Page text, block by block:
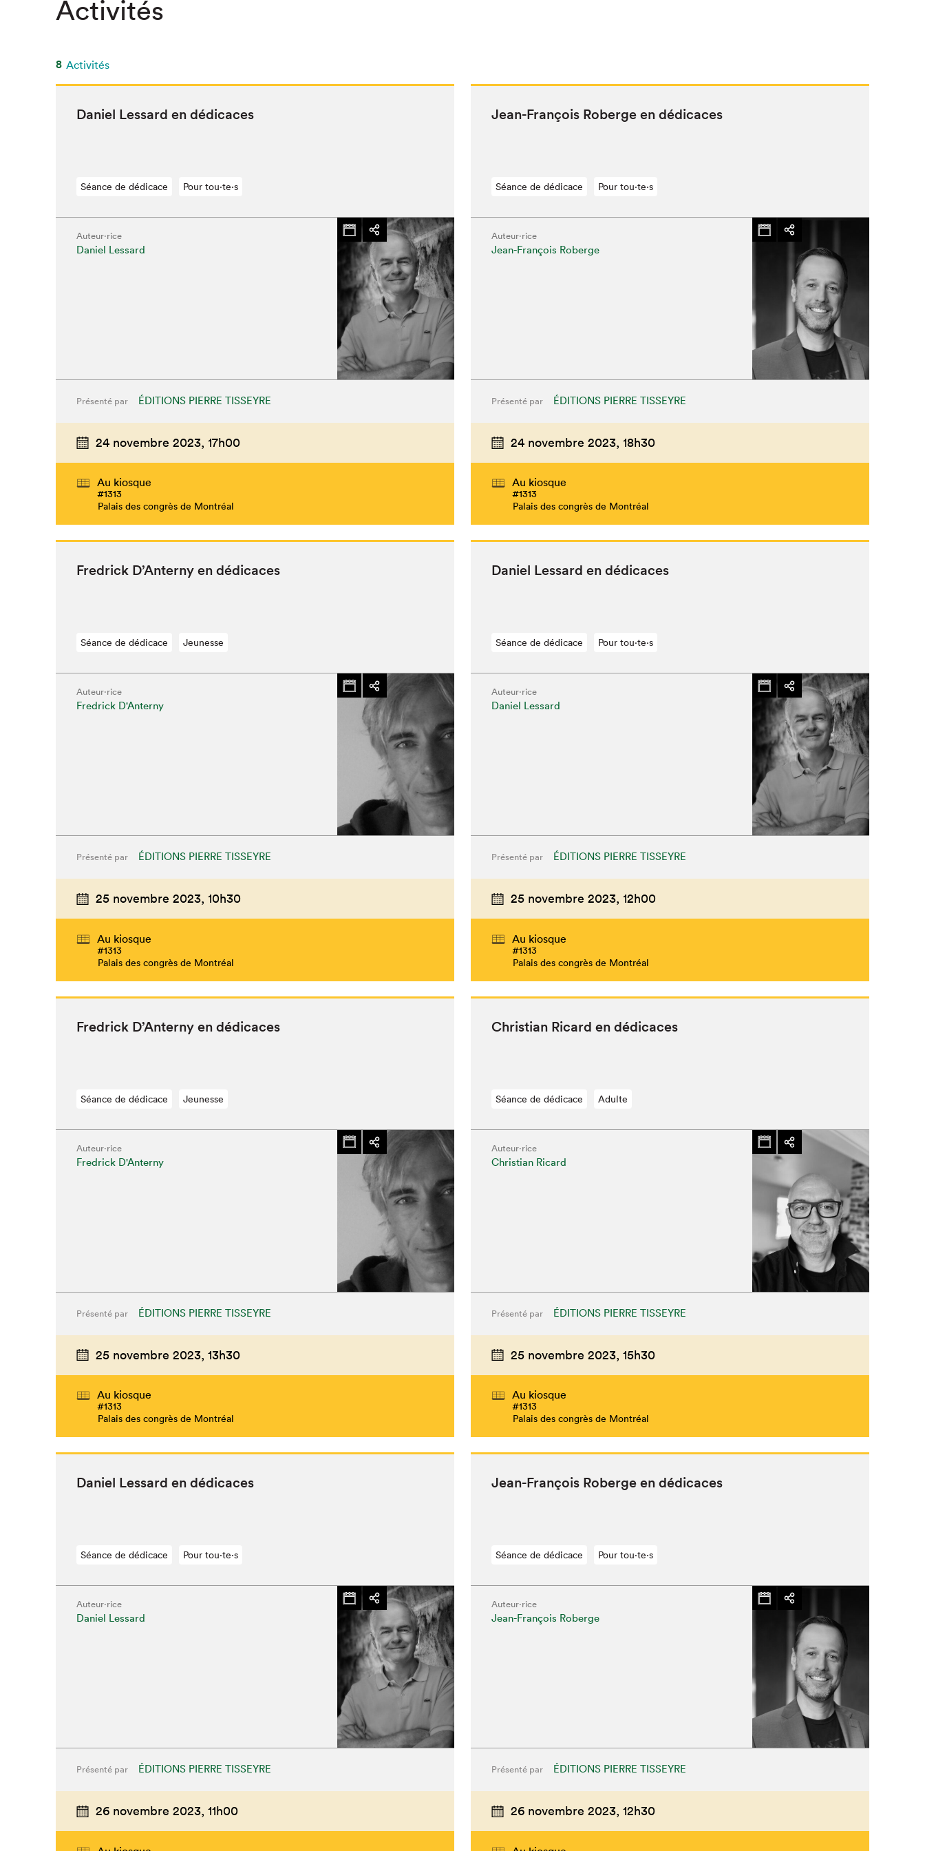
Que cherchez-vous?
Activités
8 Activités
Daniel Lessard en dédicaces
Séance de dédicace Pour tou⋅te⋅s
Auteur·rice
Daniel Lessard
Présenté par ÉDITIONS PIERRE TISSEYRE
24 novembre 2023, 17h00
Au kiosque
#1313
Palais des congrès de Montréal
Jean-François Roberge en dédicaces
Séance de dédicace Pour tou⋅te⋅s
Auteur·rice
Jean-François Roberge
Présenté par ÉDITIONS PIERRE TISSEYRE
24 novembre 2023, 18h30
Au kiosque
#1313
Palais des congrès de Montréal
Fredrick D’An­terny en dédicaces
Séance de dédicace Jeunesse
Auteur·rice
Fredrick D'Anterny
Présenté par ÉDITIONS PIERRE TISSEYRE
25 novembre 2023, 10h30
Au kiosque
#1313
Palais des congrès de Montréal
Daniel Lessard en dédicaces
Séance de dédicace Pour tou⋅te⋅s
Auteur·rice
Daniel Lessard
Présenté par ÉDITIONS PIERRE TISSEYRE
25 novembre 2023, 12h00
Au kiosque
#1313
Palais des congrès de Montréal
Fredrick D’An­terny en dédicaces
Séance de dédicace Jeunesse
Auteur·rice
Fredrick D'Anterny
Présenté par ÉDITIONS PIERRE TISSEYRE
25 novembre 2023, 13h30
Au kiosque
#1313
Palais des congrès de Montréal
Chris­t­ian Ricard en dédicaces
Séance de dédicace Adulte
Auteur·rice
Christian Ricard
Présenté par ÉDITIONS PIERRE TISSEYRE
25 novembre 2023, 15h30
Au kiosque
#1313
Palais des congrès de Montréal
Daniel Lessard en dédicaces
Séance de dédicace Pour tou⋅te⋅s
Auteur·rice
Daniel Lessard
Présenté par ÉDITIONS PIERRE TISSEYRE
26 novembre 2023, 11h00
Jean-François Roberge en dédicaces
Séance de dédicace Pour tou⋅te⋅s
Auteur·rice
Jean-François Roberge
Présenté par ÉDITIONS PIERRE TISSEYRE
26 novembre 2023, 12h30